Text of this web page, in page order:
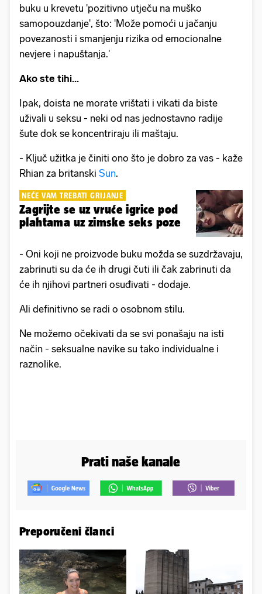
buku u krevetu 'pozitivno utječu na muško
samopouzdanje', što: 'Može pomoći u jačanju
povezanosti i smanjenju rizika od emocionalne
nevjere i napuštanja.'
Ako ste tihi...
Ipak, doista ne morate vrištati i vikati da biste
uživali u seksu - neki od nas jednostavno radije
šute dok se koncentriraju ili maštaju.
- Ključ užitka je činiti ono što je dobro za vas - kaže
Rhian za britanski Sun.
NEĆE VAM TREBATI GRIJANJE
Zagrijte se uz vruće igrice pod
plahtama uz zimske seks poze
- Oni koji ne proizvode buku možda se suzdržavaju,
zabrinuti su da će ih drugi čuti ili čak zabrinuti da
će ih njihovi partneri osuđivati - dodaje.
Ali definitivno se radi o osobnom stilu.
Ne možemo očekivati da se svi ponašaju na isti
način - seksualne navike su tako individualne i
raznolike.
Prati naše kanale
Preporučeni članci